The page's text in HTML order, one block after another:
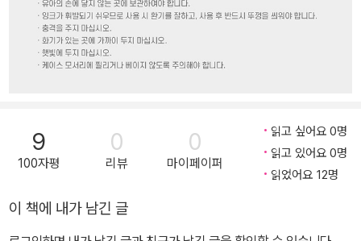
9
100자평
0
리뷰
0
마이페이퍼
읽고 싶어요 0명
읽고 있어요 0명
읽었어요 12명
이 책에 내가 남긴 글